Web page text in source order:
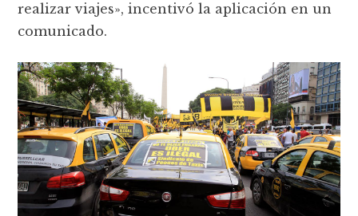
realizar viajes», incentivó la aplicación en un
comunicado.